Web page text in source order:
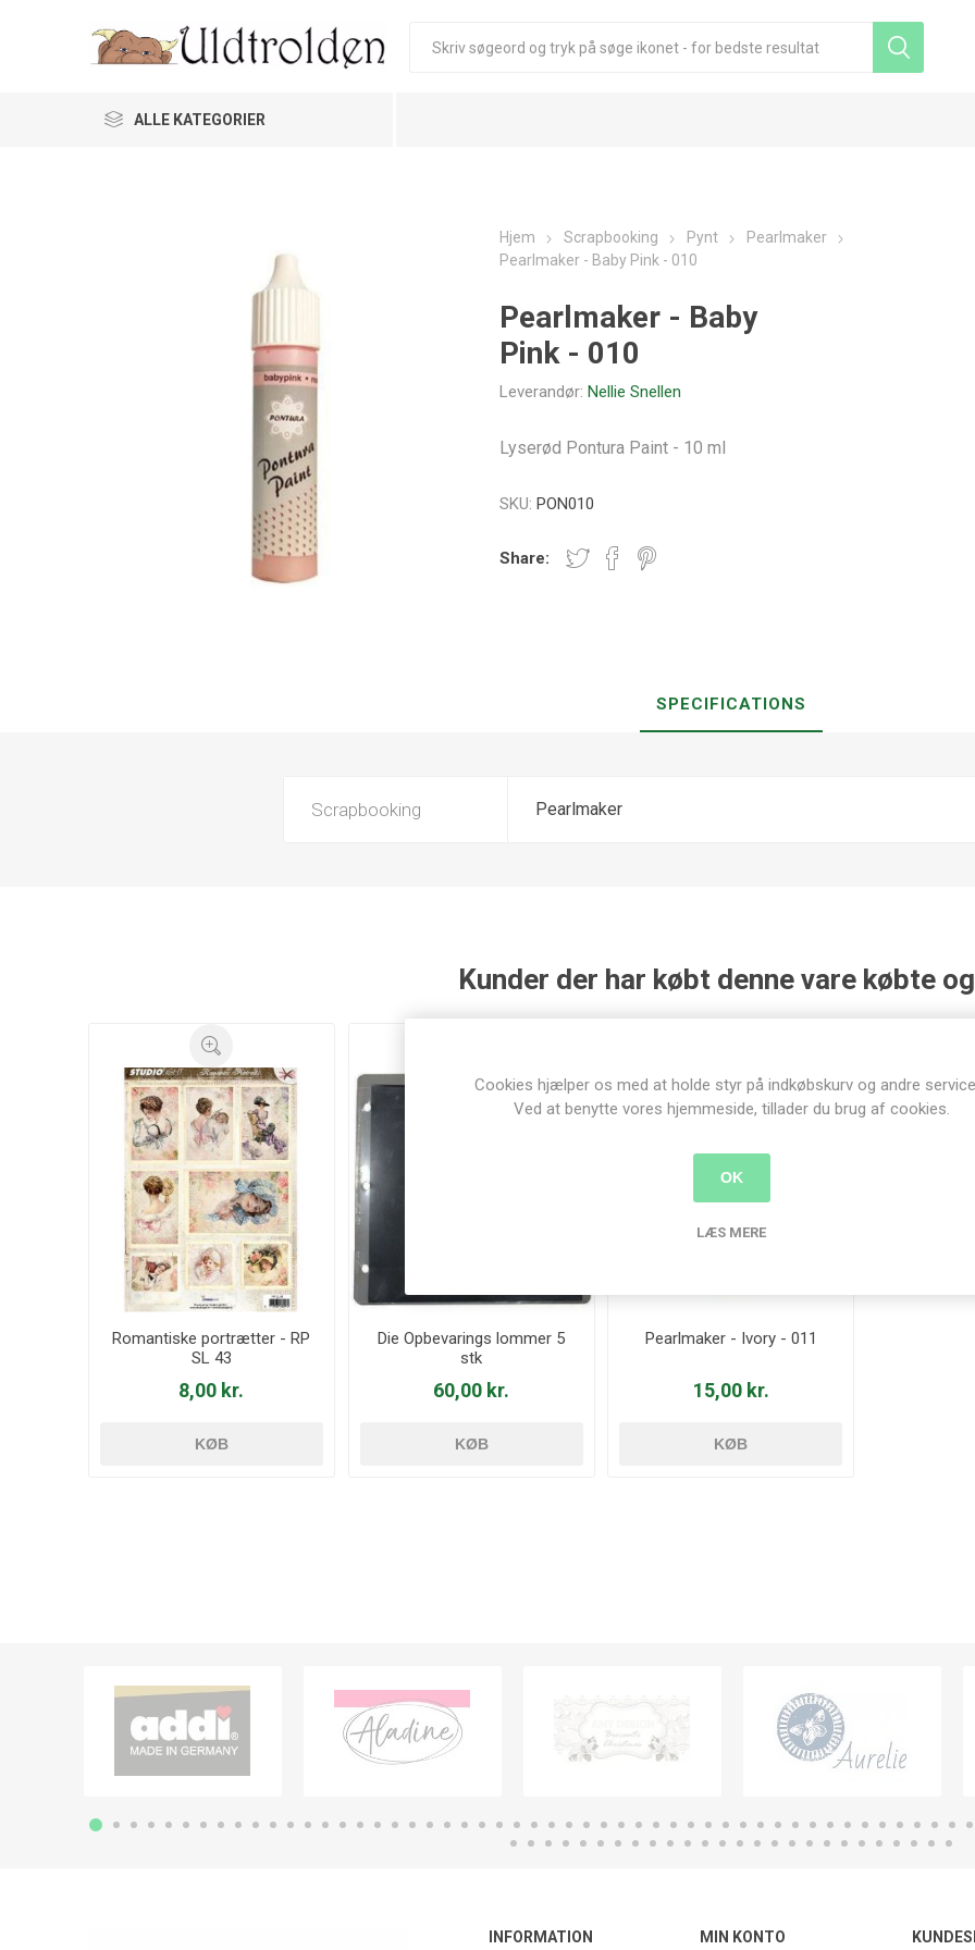
ALLE KATEGORIER
Hjem Scrapbooking Pynt
Pearlmaker
Pearlmaker - Baby Pink - 010
Pearlmaker - Baby
Pink - 010
Leverandør: Nellie Snellen
Lyserød Pontura Paint - 10 ml
SKU: PON010
Share:
SPECIFICATIONS
Scrapbooking Pearlmaker
Kunder der har købt denne vare købte
Romantiske portrætter - RP
SL 43
8,00 kr.
KØB
Die Opbevarings lommer 5
stk
60,00 kr.
KØB
Pearlmaker - Ivory - 011
15,00 kr.
KØB
INFORMATION MIN KONTO
Cookies hjælper os med at holde styr på indkøbskurv og andre
Ved at benytte vores hjemmeside, tillader du brug af cookies.
OK
LÆS MERE